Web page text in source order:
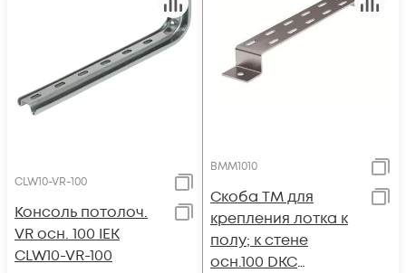
CLW10-VR-100
Консоль потолоч.
VR осн. 100 IEK
CLW10-VR-100
BMM1010
Скоба TM для
крепления лотка к
полу; к стене
осн.100 DKC